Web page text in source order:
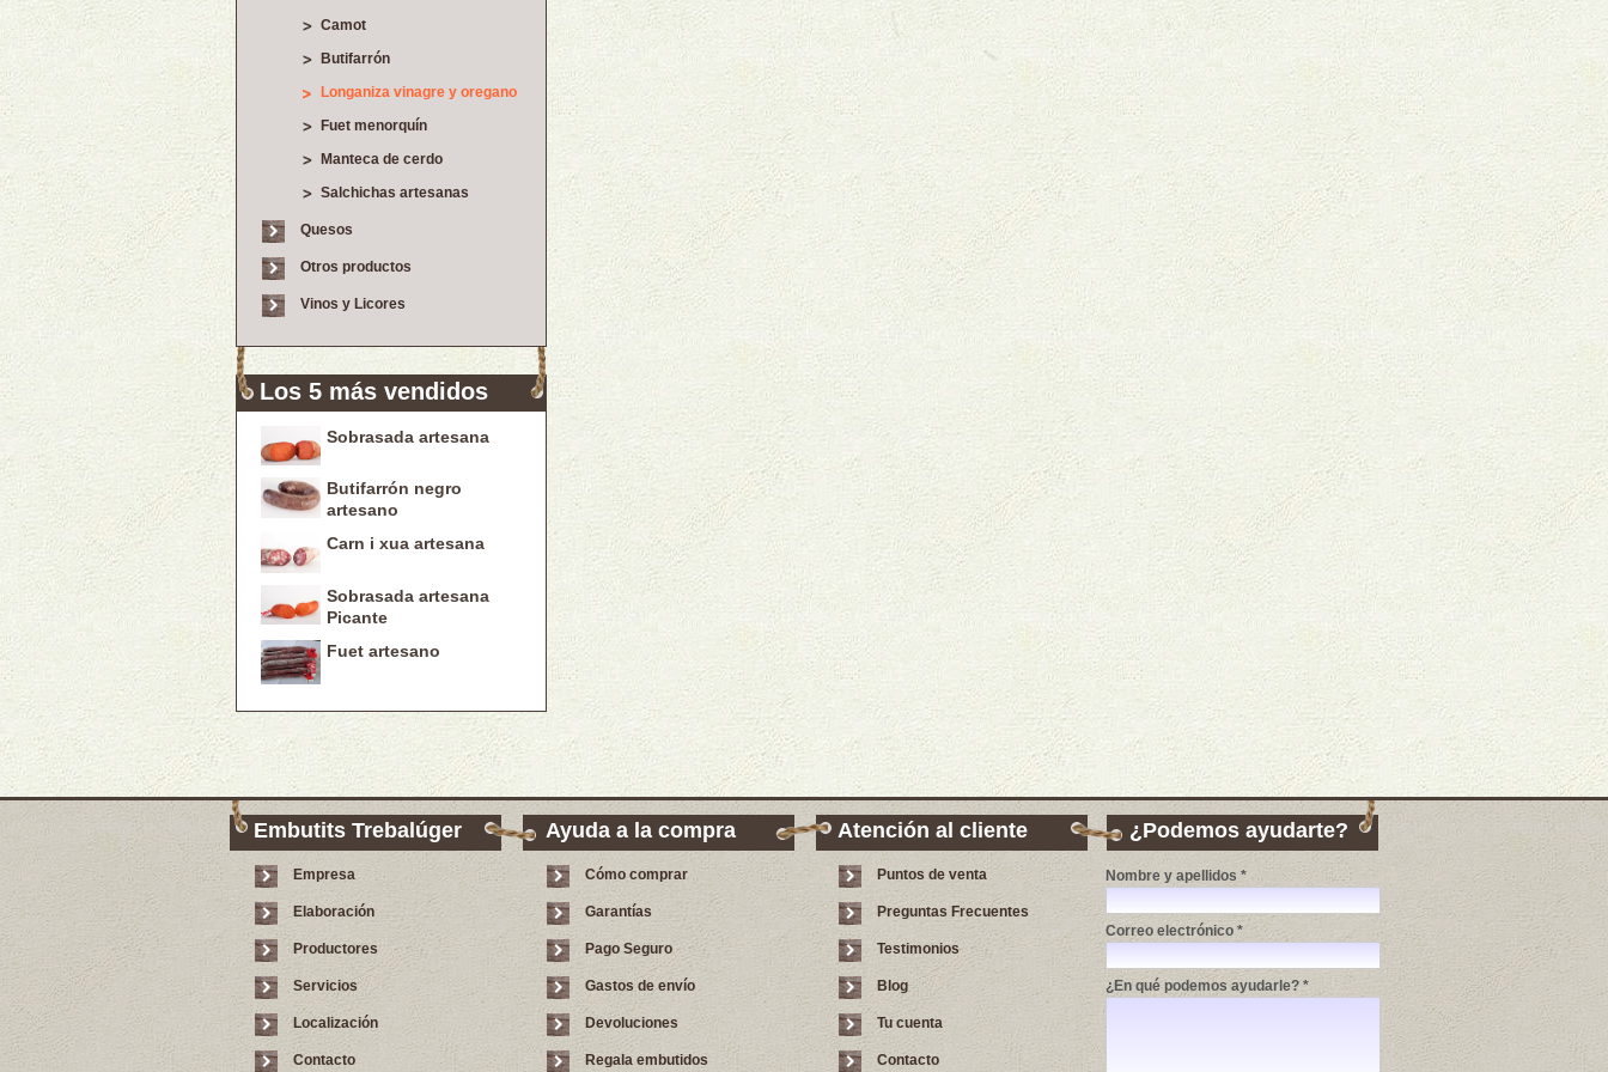
Camot
Butifarrón
Longaniza vinagre y oregano
Fuet menorquín
Manteca de cerdo
Salchichas artesanas
Quesos
Otros productos
Vinos y Licores
Los 5 más vendidos
Sobrasada artesana
Butifarrón negro
artesano
Carn i xua artesana
Sobrasada artesana
Picante
Fuet artesano
Embutits Trebalúger
Empresa
Elaboración
Productores
Servicios
Localización
Contacto
Ayuda a la compra
Cómo comprar
Garantías
Pago Seguro
Gastos de envío
Devoluciones
Regala embutidos
Atención al cliente
Puntos de venta
Preguntas Frecuentes
Testimonios
Blog
Tu cuenta
Contacto
¿Podemos ayudarte?
Nombre y apellidos *
Correo electrónico *
¿En qué podemos ayudarle? *